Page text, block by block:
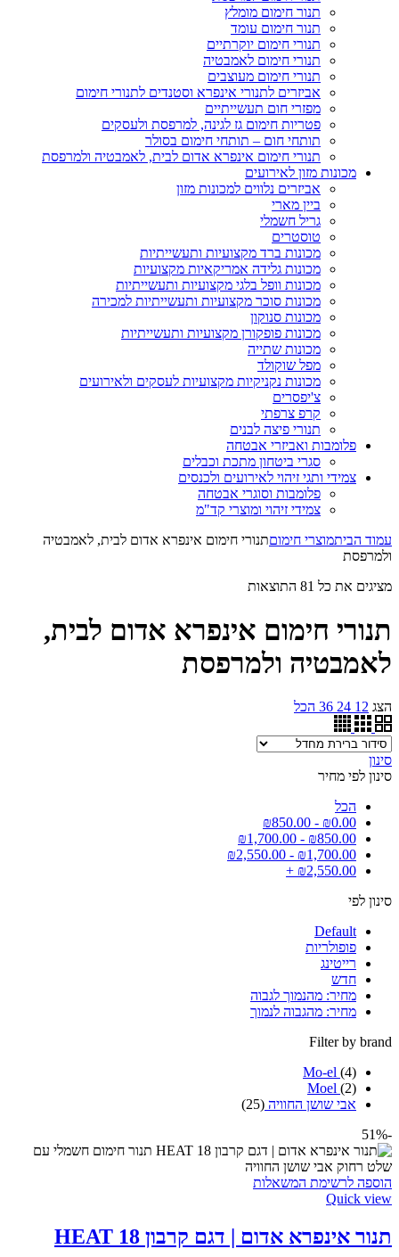
תנור חימום מומלץ
תנור חימום עומד
תנורי חימום יוקרתיים
תנורי חימום לאמבטיה
תנורי חימום מעוצבים
אביזרים לתנורי אינפרא וסטנדים לתנורי חימום
מפזרי חום תעשייתיים
פטריות חימום גז לגינה, למרפסת ולעסקים
תותחי חום – תותחי חימום בסולר
תנורי חימום אינפרא אדום לבית, לאמבטיה ולמרפסת
מכונות מזון לאירועים
אביזרים נלווים למכונות מזון
ביין מארי
גריל חשמלי
טוסטרים
מכונות ברד מקצועיות ותעשייתיות
מכונות גלידה אמריקאיות מקצועיות
מכונות וופל בלגי מקצועיות ותעשייתיות
מכונות סוכר מקצועיות ותעשייתיות למכירה
מכונות סנוקון
מכונות פופקורן מקצועיות ותעשייתיות
מכונות שתייה
מפל שוקולד
מכונות נקניקיות מקצועיות לעסקים ולאירועים
צ'יפסרים
קרפ צרפתי
תנורי פיצה לבנים
פלומבות ואביזרי אבטחה
סגרי ביטחון מתכת וכבלים
צמידי ותגי זיהוי לאירועים ולכנסים
פלומבות וסוגרי אבטחה
צמידי זיהוי ומוצרי קד"מ
עמוד הביתמוצרי חימוםתנורי חימום אינפרא אדום לבית, לאמבטיה
ולמרפסת
מציגים את כל ⁦81⁩ התוצאות
תנורי חימום אינפרא אדום לבית,
לאמבטיה ולמרפסת
הצג 12
24
36 הכל
סינון
סינון לפי מחיר
הכל
₪0.00
-
₪850.00
₪850.00
-
₪1,700.00
₪1,700.00
-
₪2,550.00
₪2,550.00
+
סינון לפי
Default
פופולריות
רייטינג
חדש
מחיר: מהנמוך לגבוה
מחיר: מהגבוה לנמוך
Filter by brand
Mo-el (4)
Moel (2)
אבי שושן החוויה (25)
-51%
הוספה לרשימת המשאלות
Quick view
תנור אינפרא אדום | דגם קרבון HEAT 18